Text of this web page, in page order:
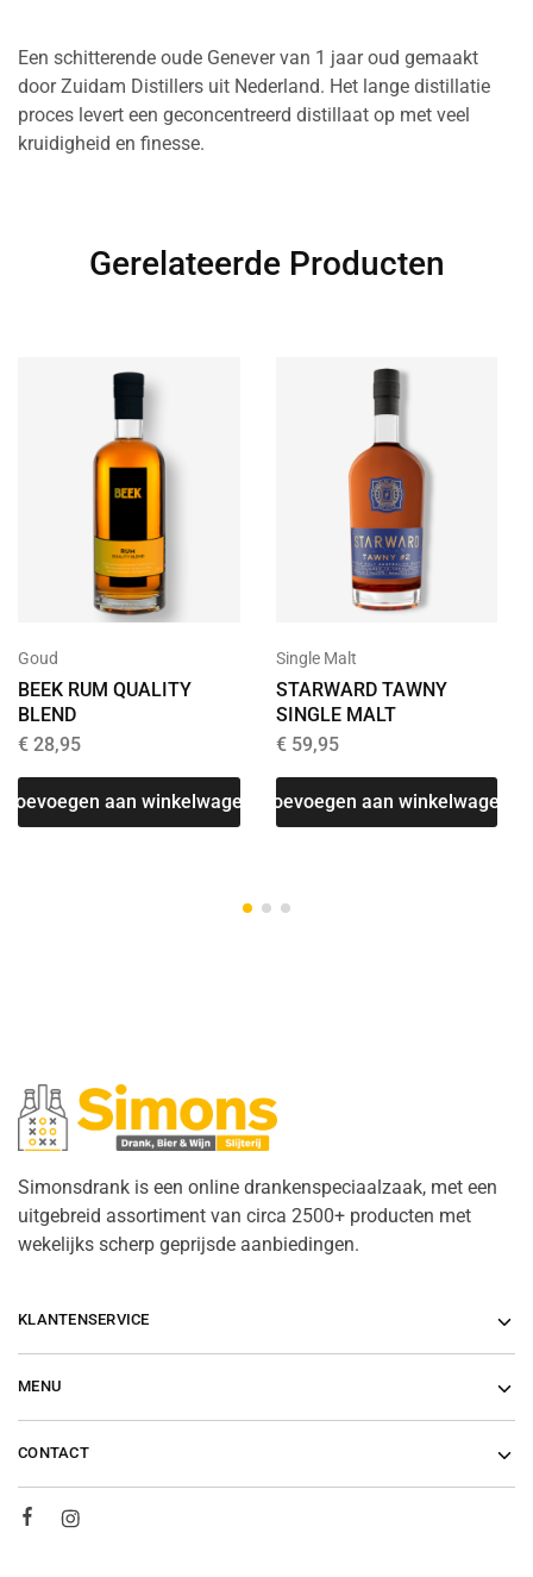
Een schitterende oude Genever van 1 jaar oud gemaakt
door Zuidam Distillers uit Nederland. Het lange distillatie
proces levert een geconcentreerd distillaat op met veel
kruidigheid en finesse.
Gerelateerde Producten
Goud
BEEK RUM QUALITY
BLEND
€ 28,95
Toevoegen aan winkelwagen
Single Malt
STARWARD TAWNY
SINGLE MALT
€59,95
Toevoegen aan winkelwagen
Simonsdrank is een online drankenspeciaalzaak, met een
uitgebreid assortiment van circa 2500+ producten met
wekelijks scherp geprijsde aanbiedingen.
KLANTENSERVICE
MENU
CONTACT